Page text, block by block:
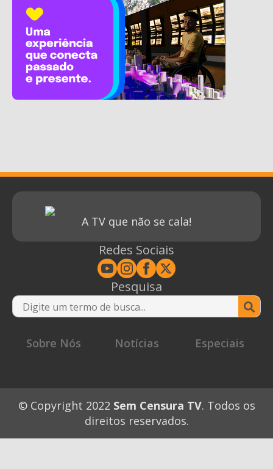
A TV que não se cala!
Redes Sociais
Pesquisa
Sobre Nós
Notícias Especiais
© Copyright 2022 Sem Censura TV. Todos os
direitos reservados.